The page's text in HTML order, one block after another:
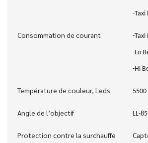
-Taxi
Consommation de courant -Taxi
-Lo
-Hi
Température de couleur, Leds 5500
Angle de l’objectif LL-
Protection contre la surchauffe